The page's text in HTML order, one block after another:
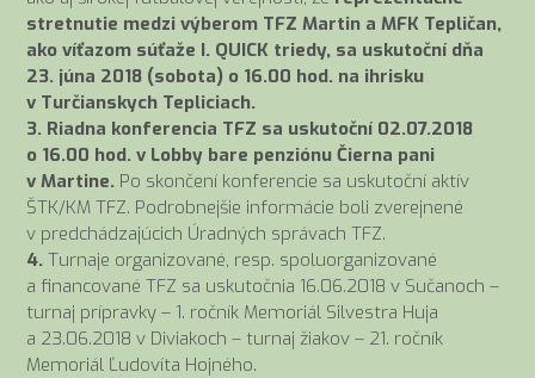
stretnutie medzi výberom TFZ Martin a MFK Tepličan,
ako víťazom súťaže I. QUICK triedy, sa uskutoční dňa
23. júna 2018 (sobota) o 16.00 hod. na ihrisku
v Turčianskych Tepliciach.
3. Riadna konferencia TFZ sa uskutoční 02.07.2018
o 16.00 hod. v Lobby bare penziónu Čierna pani
v Martine. Po skončení konferencie sa uskutoční aktív
ŠTK/KM TFZ. Podrobnejšie informácie boli zverejnené
v predchádzajúcich Úradných správach TFZ.
4. Turnaje organizované, resp. spoluorganizované
a financované TFZ sa uskutočnia 16.06.2018 v Sučanoch –
turnaj prípravky – 1. ročník Memoriál Silvestra Huja
a 23.06.2018 v Diviakoch – turnaj žiakov – 21. ročník
Memoriál Ľudovíta Hojného.